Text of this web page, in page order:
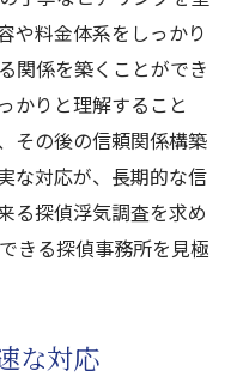
や料金体系をしっかり
関係を築くことができ
かりと理解すること
その後の信頼関係構築
な対応が、長期的な信
る探偵浮気調査を求め
きる探偵事務所を見極
な対応